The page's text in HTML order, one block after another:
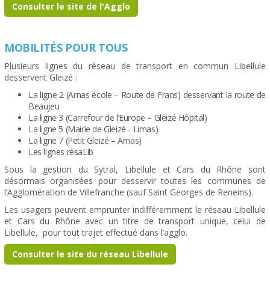
Consulter le site de l'Agglo
MOBILITÉS POUR TOUS
Plusieurs lignes du réseau de transport en commun Libellule
desservent Gleizé :
La ligne 2 (Arnas école – Route de Frans) desservant la route de
Beaujeu
La ligne 3 (Carrefour de l’Europe – Gleizé Hôpital)
La ligne 5 (Mairie de Gleizé - Limas)
La ligne 7 (Petit Gleizé – Arnas)
Les lignes résaLib
Sous la gestion du Sytral, Libellule et Cars du Rhône sont
désormais organisées pour desservir toutes les communes de
l’Agglomération de Villefranche (sauf Saint Georges de Reneins).
Les usagers peuvent emprunter indifféremment le réseau Libellule
et Cars du Rhône avec un titre de transport unique, celui de
Libellule, pour tout trajet effectué dans l’agglo.
Consulter le site du réseau Libellule